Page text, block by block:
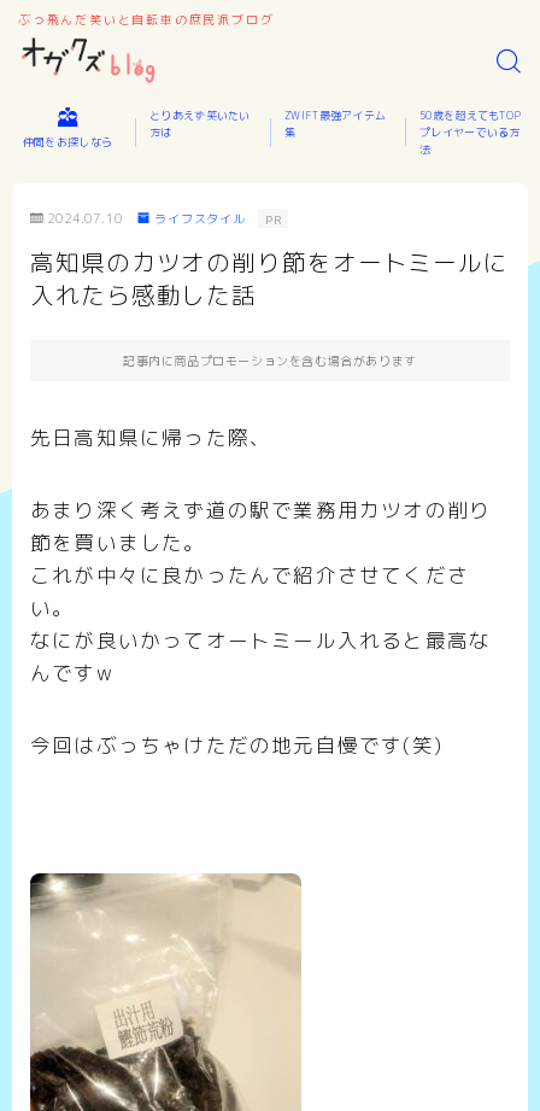
ぶっ飛んだ笑いと自転車の庶民派ブログ
仲間をお探しなら
とりあえず笑いたい
方は
ZWIFT最強アイテム
集
50歳を超えてもTOP
プレイヤーでいる方
法
2024.07.10 ライフスタイル PR
高知県のカツオの削り節をオートミールに
入れたら感動した話
記事内に商品プロモーションを含む場合があります
先日高知県に帰った際、
あまり深く考えず道の駅で業務用カツオの削り
節を買いました。
これが中々に良かったんで紹介させてくださ
い。
なにが良いかってオートミール入れると最高な
んですw
今回はぶっちゃけただの地元自慢です(笑)